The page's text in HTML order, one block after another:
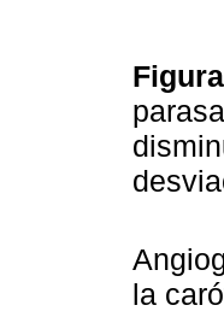
la